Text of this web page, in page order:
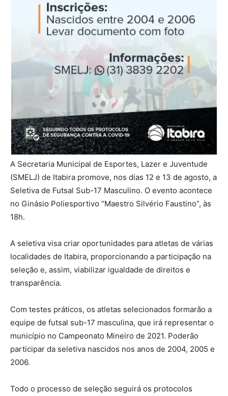
A Secretaria Municipal de Esportes, Lazer e Juventude
(SMELJ) de Itabira promove, nos dias 12 e 13 de agosto, a
Seletiva de Futsal Sub-17 Masculino. O evento acontece
no Ginásio Poliesportivo “Maestro Silvério Faustino”, às
18h.
A seletiva visa criar oportunidades para atletas de várias
localidades de Itabira, proporcionando a participação na
seleção e, assim, viabilizar igualdade de direitos e
transparência.
Com testes práticos, os atletas selecionados formarão a
equipe de futsal sub-17 masculina, que irá representar o
município no Campeonato Mineiro de 2021. Poderão
participar da seletiva nascidos nos anos de 2004, 2005 e
2006.
Todo o processo de seleção seguirá os protocolos